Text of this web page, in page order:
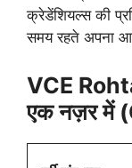
क्रेडेंशियल्स की
समय रहते अपना
VCE
एक नज़र में